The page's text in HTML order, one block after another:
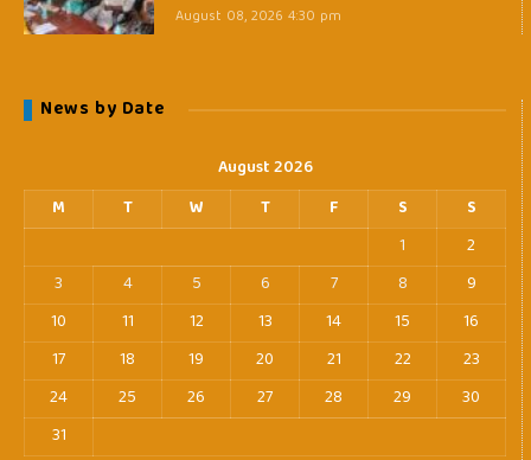
August 08, 2026 4:30 pm
News by Date
August 2026
M
T W T F S
S
1
2
3
4 5 6 7 8
9
10
11 12 13 14 15
16
17
18 19 20 21 22
23
24
25 26 27 28 29
30
31